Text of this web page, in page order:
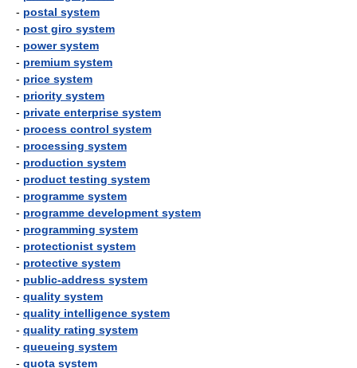
- postal system
- post giro system
- power system
- premium system
- price system
- priority system
- private enterprise system
- process control system
- processing system
- production system
- product testing system
- programme system
- programme development system
- programming system
- protectionist system
- protective system
- public-address system
- quality system
- quality intelligence system
- quality rating system
- queueing system
- quota system